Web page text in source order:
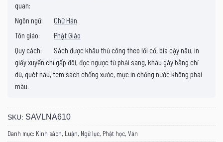
quan:
Ngôn ngữ:
Chữ Hán
Tôn giáo:
Phật Giáo
Quy cách:
Sách được khâu thủ công theo lối cổ, bìa cậy nâu, in
giấy xuyến chỉ gấp đôi, đọc ngược từ phải sang, khâu gáy bằng chỉ
dù, quét nâu, tem sách chống xước, mực in chống nước không phai
màu.
SKU: SAVLNA610
Danh mục: Kinh sách, Luận, Ngữ lục, Phật học, Văn